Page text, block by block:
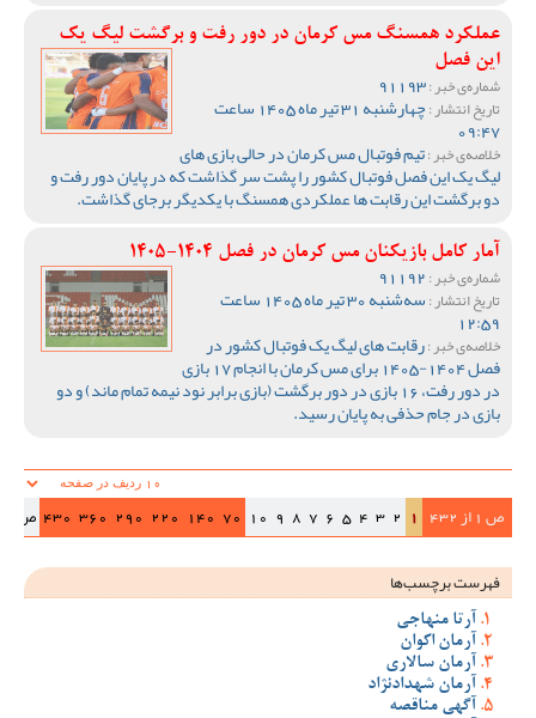
عملکرد همسنگ مس کرمان در دور رفت و برگشت لیگ یک
این فصل
شماره‌ی خبر :
تاریخ انتشار : چهارشنبه 31 تیر ماه 1405 ساعت
09:47
خلاصه‌ی خبر :تیم فوتبال مس کرمان در حالی بازی های
لیگ یک این فصل فوتبال کشور را پشت سر گذاشت که در پایان دور رفت و
دو برگشت این رقابت ها عملکردی همسنگ با یکدیگر برجای گذاشت.
آمار کامل بازیکنان مس کرمان در فصل 1404-1405
شماره‌ی خبر :
تاریخ انتشار : سه‌شنبه 30 تیر ماه 1405 ساعت
12:59
خلاصه‌ی خبر :رقابت های لیگ یک فوتبال کشور در
فصل 1404-1405 برای مس کرمان با انجام 17 بازی
در دور رفت، 16 بازی در دور برگشت (بازی برابر نود نیمه تمام ماند) و دو
بازی در جام حذفی به پایان رسید.
ص 1 از 432 1
2
3
4
5
6
7
8
9
10
70
140
220
290
360
430
فهرست برچسب‌ها
آرتا منهاجی
آرمان اکوان
آرمان سالاری
آرمان شهدادنژاد
آگهی مناقصه